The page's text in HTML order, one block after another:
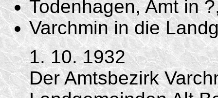
Todenhagen, Amt in
Varchmin in die
1. 10. 1932
Der Amtsbezirk